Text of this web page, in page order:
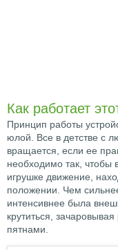
Как работает
Принцип работы
юлой. Все в детстве с
вращается, если ее
необходимо так, чтобы
игрушке движение,
положении. Чем
интенсивнее была
крутиться,
пятнами.